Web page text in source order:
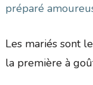
préparé
Les mariés sont
la première à